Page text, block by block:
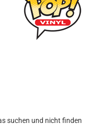
suchen und nicht finden